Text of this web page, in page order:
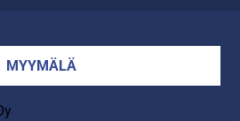
MYYMÄLÄ